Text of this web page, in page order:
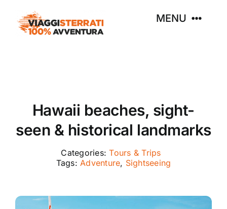
content
MENU
Chi siamo
WooCommerce Cart
Hawaii beaches, sight-
seen & historical landmarks
Categories:Tours & Trips
Tags: Adventure, Sightseeing